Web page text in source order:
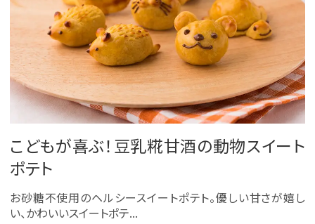
こどもが喜ぶ！豆乳糀甘酒の動物スイート
ポテト
お砂糖不使用のヘルシースイートポテト。優しい甘さが嬉し
い、かわいいスイートポテ...